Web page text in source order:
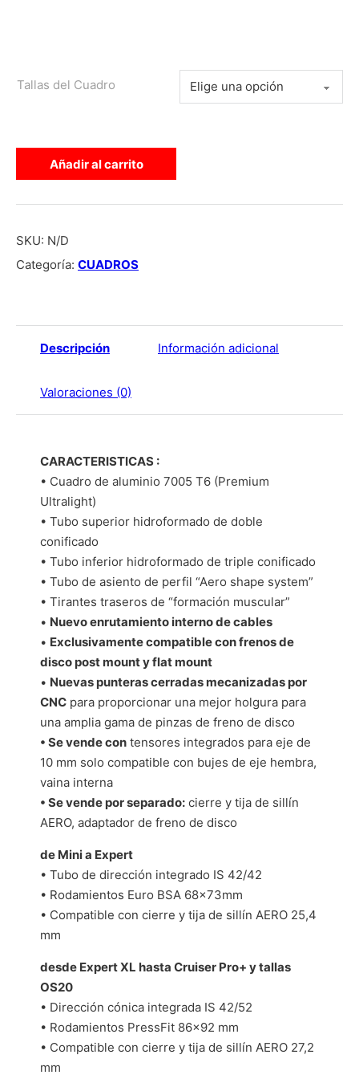
Tallas del Cuadro
CUADRO CHASE RSP 5.0 NEGRO/VERDE cantidad
Añadir al carrito
SKU: N/D
Categoría: CUADROS
Descripción Información adicional
Valoraciones (0)
CARACTERISTICAS :
• Cuadro de aluminio 7005 T6 (Premium
Ultralight)
• Tubo superior hidroformado de doble
conificado
• Tubo inferior hidroformado de triple conificado
• Tubo de asiento de perfil “Aero shape system”
• Tirantes traseros de “formación muscular”
• Nuevo enrutamiento interno de cables
• Exclusivamente compatible con frenos de
disco post mount y flat mount
• Nuevas punteras cerradas mecanizadas por
CNC para proporcionar una mejor holgura para
una amplia gama de pinzas de freno de disco
• Se vende con tensores integrados para eje de
10 mm solo compatible con bujes de eje hembra,
vaina interna
• Se vende por separado: cierre y tija de sillín
AERO, adaptador de freno de disco
de Mini a Expert
• Tubo de dirección integrado IS 42/42
• Rodamientos Euro BSA 68x73mm
• Compatible con cierre y tija de sillín AERO 25,4
mm
desde Expert XL hasta Cruiser Pro+ y tallas
OS20
• Dirección cónica integrada IS 42/52
• Rodamientos PressFit 86×92 mm
• Compatible con cierre y tija de sillín AERO 27,2
mm